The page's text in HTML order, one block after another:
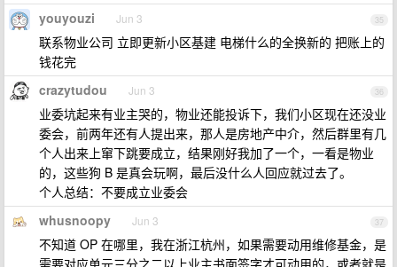
35
youyouzi Jun 3
联系物业公司 立即更新小区基建 电梯什么的全换新的 把账上的
钱花完
36
crazytudou Jun 3
业委坑起来有业主哭的，物业还能投诉下，我们小区现在还没业
委会，前两年还有人提出来，那人是房地产中介，然后群里有几
个人出来上窜下跳要成立，结果刚好我加了一个，一看是物业
的，这些狗 B 是真会玩啊，最后没什么人回应就过去了。
个人总结：不要成立业委会
37
whusnoopy Jun 3
不知道 OP 在哪里，我在浙江杭州，如果需要动用维修基金，是